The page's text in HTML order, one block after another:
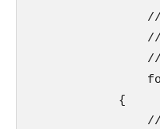
            {